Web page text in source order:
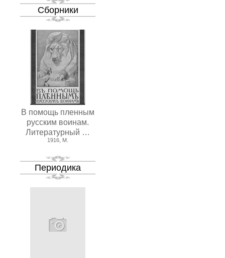
Сборники
В помощь пленным
русским воинам.
Литературный …
1916, М.
Периодика